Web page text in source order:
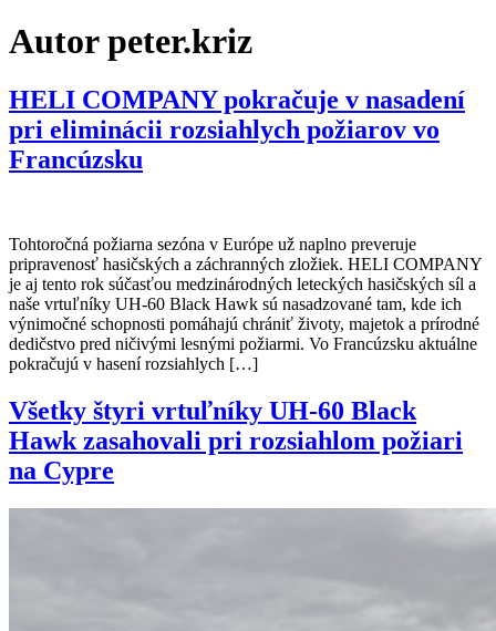
Autorpeter.kriz
HELI COMPANY pokračuje v nasadení
pri eliminácii rozsiahlych požiarov vo
Francúzsku
Tohtoročná požiarna sezóna v Európe už naplno preveruje
pripravenosť hasičských a záchranných zložiek. HELI COMPANY
je aj tento rok súčasťou medzinárodných leteckých hasičských síl a
naše vrtuľníky UH-60 Black Hawk sú nasadzované tam, kde ich
výnimočné schopnosti pomáhajú chrániť životy, majetok a prírodné
dedičstvo pred ničivými lesnými požiarmi. Vo Francúzsku aktuálne
pokračujú v hasení rozsiahlych […]
Všetky štyri vrtuľníky UH-60 Black
Hawk zasahovali pri rozsiahlom požiari
na Cypre